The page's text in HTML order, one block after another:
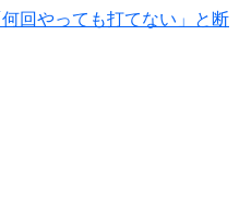
回やっても打てない」と断